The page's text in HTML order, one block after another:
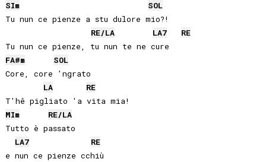
SIm
SOL
Tu nun ce pienze a stu dulore mio?!
RE/LA LA7
RE
FA#m
SOL
Core, core 'ngrato
LA
RE
MIm RE/LA
Tutto è passato
LA7
RE
e nun ce pienze cchiù